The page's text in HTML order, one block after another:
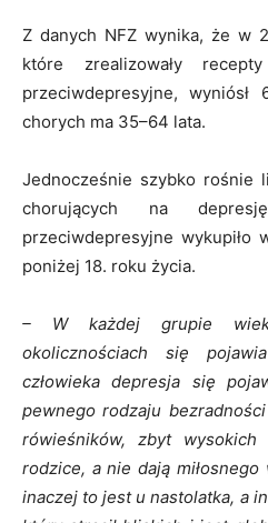
Z danych NFZ wynika, że w
które zrealizowały
przeciwdepresyjne, wyniósł
chorych ma 35–64 lata.
Jednocześnie szybko rośnie
chorujących na
przeciwdepresyjne
poniżej 18. roku życia.
– W każdej grupie
okolicznościach się
człowieka depresja się
pewnego rodzaju
rówieśników, zbyt wysokich
rodzice, a nie dają miłosnego
inaczej to jest u nastolatka, a